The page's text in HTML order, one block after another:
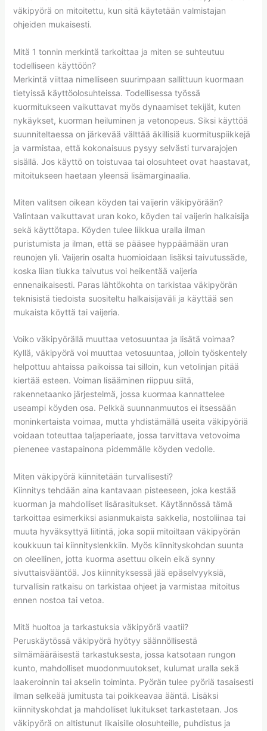
väkipyörä on mitoitettu, kun sitä käytetään valmistajan
ohjeiden mukaisesti.
Mitä 1 tonnin merkintä tarkoittaa ja miten se suhteutuu
todelliseen käyttöön?
Merkintä viittaa nimelliseen suurimpaan sallittuun kuormaan
tietyissä käyttöolosuhteissa. Todellisessa työssä
kuormitukseen vaikuttavat myös dynaamiset tekijät, kuten
nykäykset, kuorman heiluminen ja vetonopeus. Siksi käyttöä
suunniteltaessa on järkevää välttää äkillisiä kuormituspiikkejä
ja varmistaa, että kokonaisuus pysyy selvästi turvarajojen
sisällä. Jos käyttö on toistuvaa tai olosuhteet ovat haastavat,
mitoitukseen haetaan yleensä lisämarginaalia.
Miten valitsen oikean köyden tai vaijerin väkipyörään?
Valintaan vaikuttavat uran koko, köyden tai vaijerin halkaisija
sekä käyttötapa. Köyden tulee liikkua uralla ilman
puristumista ja ilman, että se pääsee hyppäämään uran
reunojen yli. Vaijerin osalta huomioidaan lisäksi taivutussäde,
koska liian tiukka taivutus voi heikentää vaijeria
ennenaikaisesti. Paras lähtökohta on tarkistaa väkipyörän
teknisistä tiedoista suositeltu halkaisijaväli ja käyttää sen
mukaista köyttä tai vaijeria.
Voiko väkipyörällä muuttaa vetosuuntaa ja lisätä voimaa?
Kyllä, väkipyörä voi muuttaa vetosuuntaa, jolloin työskentely
helpottuu ahtaissa paikoissa tai silloin, kun vetolinjan pitää
kiertää esteen. Voiman lisääminen riippuu siitä,
rakennetaanko järjestelmä, jossa kuormaa kannattelee
useampi köyden osa. Pelkkä suunnanmuutos ei itsessään
moninkertaista voimaa, mutta yhdistämällä useita väkipyöriä
voidaan toteuttaa taljaperiaate, jossa tarvittava vetovoima
pienenee vastapainona pidemmälle köyden vedolle.
Miten väkipyörä kiinnitetään turvallisesti?
Kiinnitys tehdään aina kantavaan pisteeseen, joka kestää
kuorman ja mahdolliset lisärasitukset. Käytännössä tämä
tarkoittaa esimerkiksi asianmukaista sakkelia, nostoliinaa tai
muuta hyväksyttyä liitintä, joka sopii mitoiltaan väkipyörän
koukkuun tai kiinnityslenkkiin. Myös kiinnityskohdan suunta
on oleellinen, jotta kuorma asettuu oikein eikä synny
sivuttaisvääntöä. Jos kiinnityksessä jää epäselvyyksiä,
turvallisin ratkaisu on tarkistaa ohjeet ja varmistaa mitoitus
ennen nostoa tai vetoa.
Mitä huoltoa ja tarkastuksia väkipyörä vaatii?
Peruskäytössä väkipyörä hyötyy säännöllisestä
silmämääräisestä tarkastuksesta, jossa katsotaan rungon
kunto, mahdolliset muodonmuutokset, kulumat uralla sekä
laakeroinnin tai akselin toiminta. Pyörän tulee pyöriä tasaisesti
ilman selkeää jumitusta tai poikkeavaa ääntä. Lisäksi
kiinnityskohdat ja mahdolliset lukitukset tarkastetaan. Jos
väkipyörä on altistunut likaisille olosuhteille, puhdistus ja